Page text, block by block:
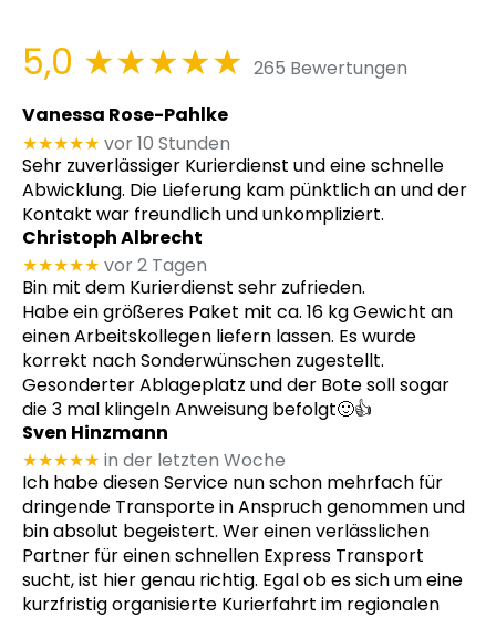
5,0 ★★★★★ 265 Bewertungen
Vanessa Rose-Pahlke
★★★★★ vor 10 Stunden
Sehr zuverlässiger Kurierdienst und eine schnelle
Abwicklung. Die Lieferung kam pünktlich an und der
Kontakt war freundlich und unkompliziert.
Christoph Albrecht
★★★★★ vor 2 Tagen
Bin mit dem Kurierdienst sehr zufrieden.
Habe ein größeres Paket mit ca. 16 kg Gewicht an
einen Arbeitskollegen liefern lassen. Es wurde
korrekt nach Sonderwünschen zugestellt.
Gesonderter Ablageplatz und der Bote soll sogar
die 3 mal klingeln Anweisung befolgt🙂👍
Sven Hinzmann
★★★★★ in der letzten Woche
Ich habe diesen Service nun schon mehrfach für
dringende Transporte in Anspruch genommen und
bin absolut begeistert. Wer einen verlässlichen
Partner für einen schnellen Express Transport
sucht, ist hier genau richtig. Egal ob es sich um eine
kurzfristig organisierte Kurierfahrt im regionalen